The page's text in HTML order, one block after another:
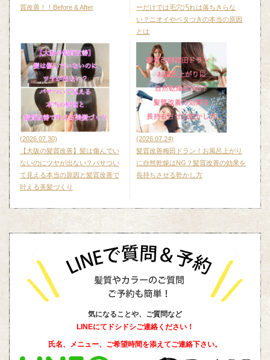
質改善！！Before & After
ーだけでは毛穴汚れは落ちきらな
い？ニオイやベタつきの本当の原因
とは
(2026.07.30)
【大阪の髪質改善】髪は傷んでい
ないのにツヤが出ない？パサつい
て見える本当の原因と髪質改善で
叶える美髪づくり
(2026.07.24)
髪質改善梅田ドラン！お風呂上がり
に自然乾燥はNG？髪質改善の効果を
長持ちさせる乾かし方
気になることや、ご質問など
LINEにてドシドシご連絡ください！
氏名、メニュー、ご希望時間を添えてご連絡下さい。